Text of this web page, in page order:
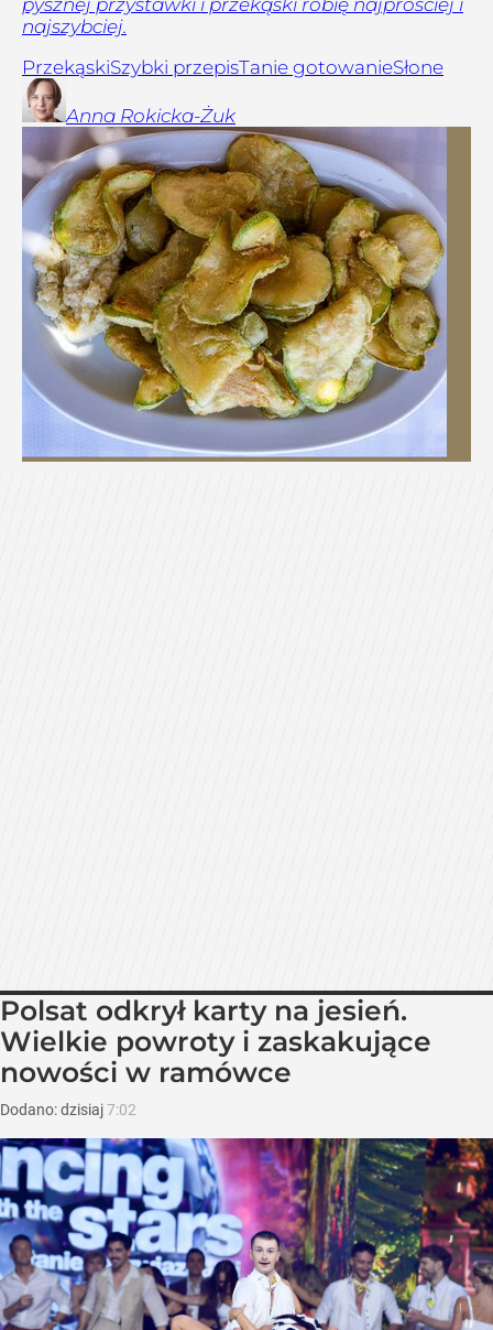
najszybciej.
PrzekąskiSzybki przepisTanie gotowanieSłone
Anna Rokicka-Żuk
Polsat odkrył karty na jesień.
Wielkie powroty i zaskakujące
nowości w ramówce
Dodano:dzisiaj7:02